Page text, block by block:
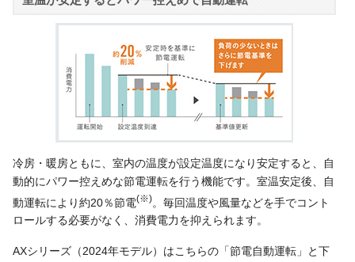
冷房・暖房ともに、室内の温度が設定温度になり安定すると、自
動的にパワー控えめな節電運転を行う機能です。室温安定後、自
動運転により約20％節電(※)
。毎回温度や風量などを手でコント
ロールする必要がなく、消費電力を抑えられます。
AXシリーズ（2024年モデル）はこちらの「節電自動運転」と下